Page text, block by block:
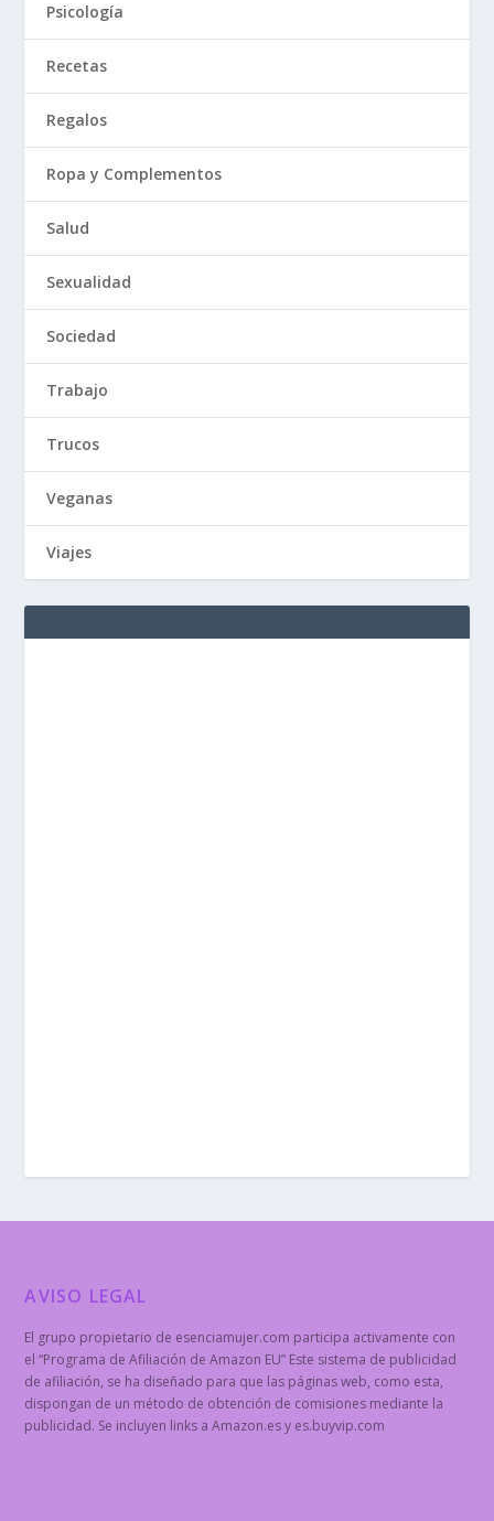
Psicología
Recetas
Regalos
Ropa y Complementos
Salud
Sexualidad
Sociedad
Trabajo
Trucos
Veganas
Viajes
AVISO LEGAL
El grupo propietario de esenciamujer.com participa activamente con
el “Programa de Afiliación de Amazon EU” Este sistema de publicidad
de afiliación, se ha diseñado para que las páginas web, como esta,
dispongan de un método de obtención de comisiones mediante la
publicidad. Se incluyen links a Amazon.es y es.buyvip.com